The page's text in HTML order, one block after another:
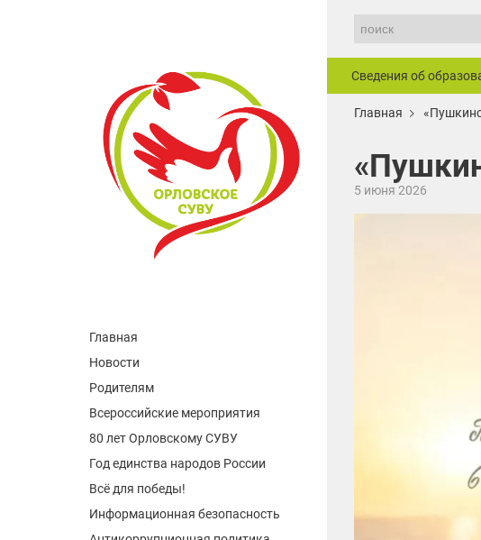
Главная
Новости
Родителям
Всероссийские мероприятия
80 лет Орловскому СУВУ
Год единства народов России
Всё для победы!
Информационная безопасность
Сведения об
Главная
5 июня 2026